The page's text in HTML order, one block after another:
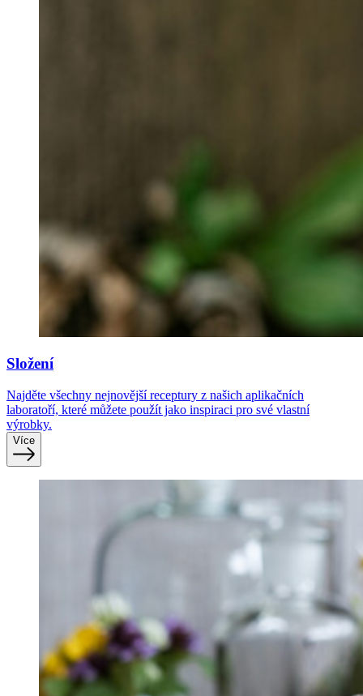
Složení
Najděte všechny nejnovější receptury z našich aplikačních
laboratoří, které můžete použít jako inspiraci pro své vlastní
výrobky.
Více